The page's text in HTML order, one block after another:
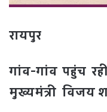
रायपुर
गांव-गांव पहुंच
मुख्यमंत्री विजय